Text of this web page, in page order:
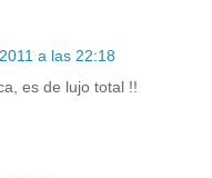
a las 22:18
es de lujo total !!